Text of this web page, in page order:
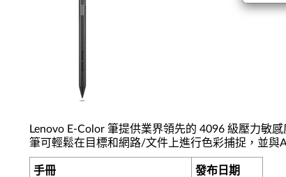
Lenovo E-Color 筆提供業界領先的 4096 級壓力敏
筆可輕鬆在目標和網路/文件上進行色彩捕捉，並與
手冊 發布日期